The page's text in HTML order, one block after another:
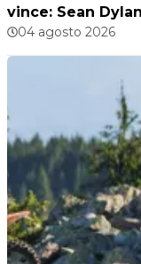
vince: Sean
04 agosto 2026